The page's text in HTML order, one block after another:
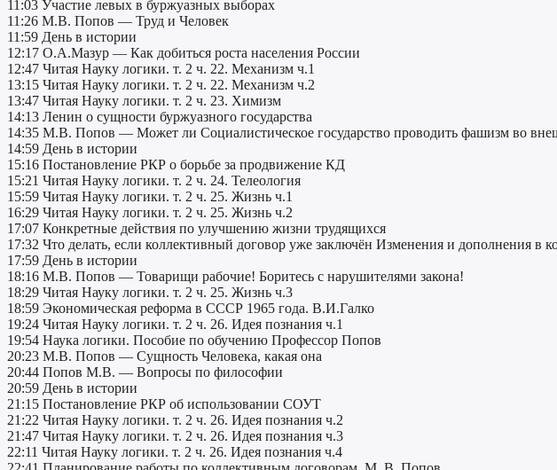
11:03 Участие левых в буржуазных выборах
11:26 М.В. Попов — Труд и Человек
11:59 День в истории
12:17 О.А.Мазур — Как добиться роста населения России
12:47 Читая Науку логики. т. 2 ч. 22. Механизм ч.1
13:15 Читая Науку логики. т. 2 ч. 22. Механизм ч.2
13:47 Читая Науку логики. т. 2 ч. 23. Химизм
14:13 Ленин о сущности буржуазного государства
14:35 М.В. Попов — Может ли Социалистическое государство проводить фашизм во
14:59 День в истории
15:16 Постановление РКР о борьбе за продвижение КД
15:21 Читая Науку логики. т. 2 ч. 24. Телеология
15:59 Читая Науку логики. т. 2 ч. 25. Жизнь ч.1
16:29 Читая Науку логики. т. 2 ч. 25. Жизнь ч.2
17:07 Конкретные действия по улучшению жизни трудящихся
17:32 Что делать, если коллективный договор уже заключён Изменения и дополнения в
17:59 День в истории
18:16 М.В. Попов — Товарищи рабочие! Боритесь с нарушителями закона!
18:29 Читая Науку логики. т. 2 ч. 25. Жизнь ч.3
18:59 Экономическая реформа в СССР 1965 года. В.И.Галко
19:24 Читая Науку логики. т. 2 ч. 26. Идея познания ч.1
19:54 Наука логики. Пособие по обучению Профессор Попов
20:23 М.В. Попов — Сущность Человека, какая она
20:44 Попов М.В. — Вопросы по философии
20:59 День в истории
21:15 Постановление РКР об использовании СОУТ
21:22 Читая Науку логики. т. 2 ч. 26. Идея познания ч.2
21:47 Читая Науку логики. т. 2 ч. 26. Идея познания ч.3
22:11 Читая Науку логики. т. 2 ч. 26. Идея познания ч.4